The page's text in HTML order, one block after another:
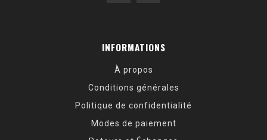
INFORMATIONS
À propos
Conditions générales
Politique de confidentialité
Modes de paiement